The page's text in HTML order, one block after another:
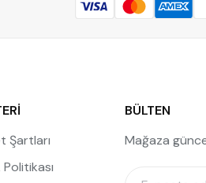
Şartları
BÜLTEN
Mağaza